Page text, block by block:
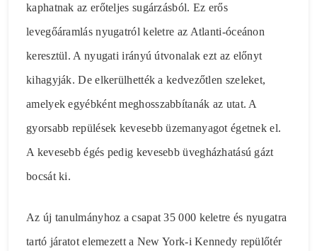
kaphatnak az erőteljes sugárzásból. Ez erős
levegőáramlás nyugatról keletre az Atlanti-óceánon
keresztül. A nyugati irányú útvonalak ezt az előnyt
kihagyják. De elkerülhették a kedvezőtlen szeleket,
amelyek egyébként meghosszabbítanák az utat. A
gyorsabb repülések kevesebb üzemanyagot égetnek el.
A kevesebb égés pedig kevesebb üvegházhatású gázt
bocsát ki.
Az új tanulmányhoz a csapat 35 000 keletre és nyugatra
tartó járatot elemezett a New York-i Kennedy repülőtér